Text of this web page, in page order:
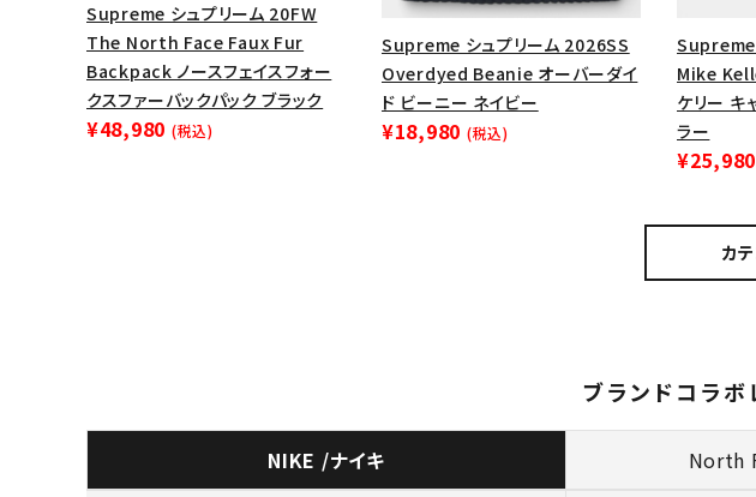
Supreme シュプリーム 20FW
The North Face Faux Fur
Backpack ノースフェイスフォー
クスファーバックパック ブラック
¥48,980 (税込)
Supreme シュプリーム 2026SS
Overdyed Beanie オーバーダイ
ド ビーニー ネイビー
¥18,980 (税込)
Supreme
Mike
ケリー キ
ラー
¥25,980
カ
ブランドコラ
NIKE /ナイキ North